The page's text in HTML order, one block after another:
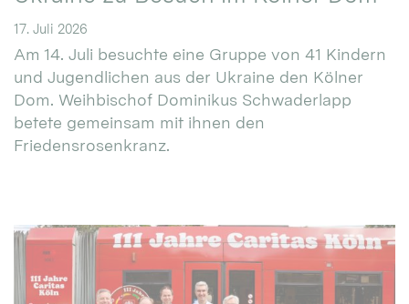
17. Juli 2026
Am 14. Juli besuchte eine Gruppe von 41 Kindern
und Jugendlichen aus der Ukraine den Kölner
Dom. Weihbischof Dominikus Schwaderlapp
betete gemeinsam mit ihnen den
Friedensrosenkranz.